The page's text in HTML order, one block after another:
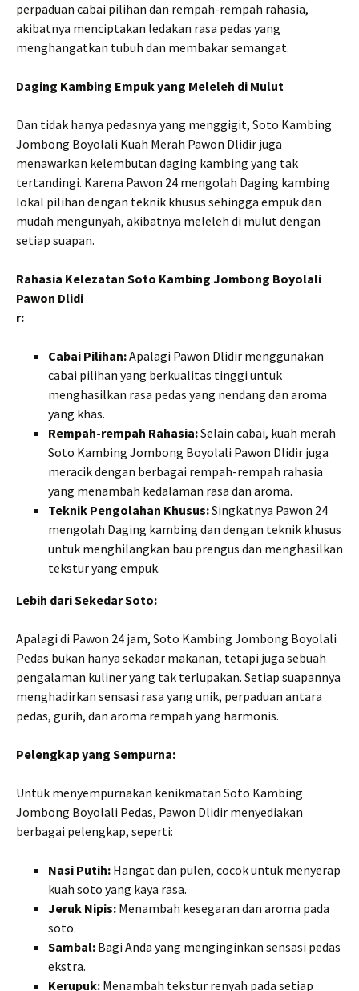
perpaduan cabai pilihan dan rempah-rempah rahasia,
akibatnya menciptakan ledakan rasa pedas yang
menghangatkan tubuh dan membakar semangat.
Daging Kambing Empuk yang Meleleh di Mulut
Dan tidak hanya pedasnya yang menggigit, Soto Kambing
Jombong Boyolali Kuah Merah Pawon Dlidir juga
menawarkan kelembutan daging kambing yang tak
tertandingi. Karena Pawon 24 mengolah Daging kambing
lokal pilihan dengan teknik khusus sehingga empuk dan
mudah mengunyah, akibatnya meleleh di mulut dengan
setiap suapan.
Rahasia Kelezatan Soto Kambing Jombong Boyolali
Pawon Dlidi
r:
Cabai Pilihan:Apalagi Pawon Dlidir menggunakan
cabai pilihan yang berkualitas tinggi untuk
menghasilkan rasa pedas yang nendang dan aroma
yang khas.
Rempah-rempah Rahasia:Selain cabai, kuah merah
Soto Kambing Jombong Boyolali Pawon Dlidir juga
meracik dengan berbagai rempah-rempah rahasia
yang menambah kedalaman rasa dan aroma.
Teknik Pengolahan Khusus:Singkatnya Pawon 24
mengolah Daging kambing dan dengan teknik khusus
untuk menghilangkan bau prengus dan menghasilkan
tekstur yang empuk.
Lebih dari Sekedar Soto:
Apalagi di Pawon 24 jam, Soto Kambing Jombong Boyolali
Pedas bukan hanya sekadar makanan, tetapi juga sebuah
pengalaman kuliner yang tak terlupakan. Setiap suapannya
menghadirkan sensasi rasa yang unik, perpaduan antara
pedas, gurih, dan aroma rempah yang harmonis.
Pelengkap yang Sempurna:
Untuk menyempurnakan kenikmatan Soto Kambing
Jombong Boyolali Pedas, Pawon Dlidir menyediakan
berbagai pelengkap, seperti:
Nasi Putih: Hangat dan pulen, cocok untuk menyerap
kuah soto yang kaya rasa.
Jeruk Nipis: Menambah kesegaran dan aroma pada
soto.
Sambal: Bagi Anda yang menginginkan sensasi pedas
ekstra.
Kerupuk: Menambah tekstur renyah pada setiap